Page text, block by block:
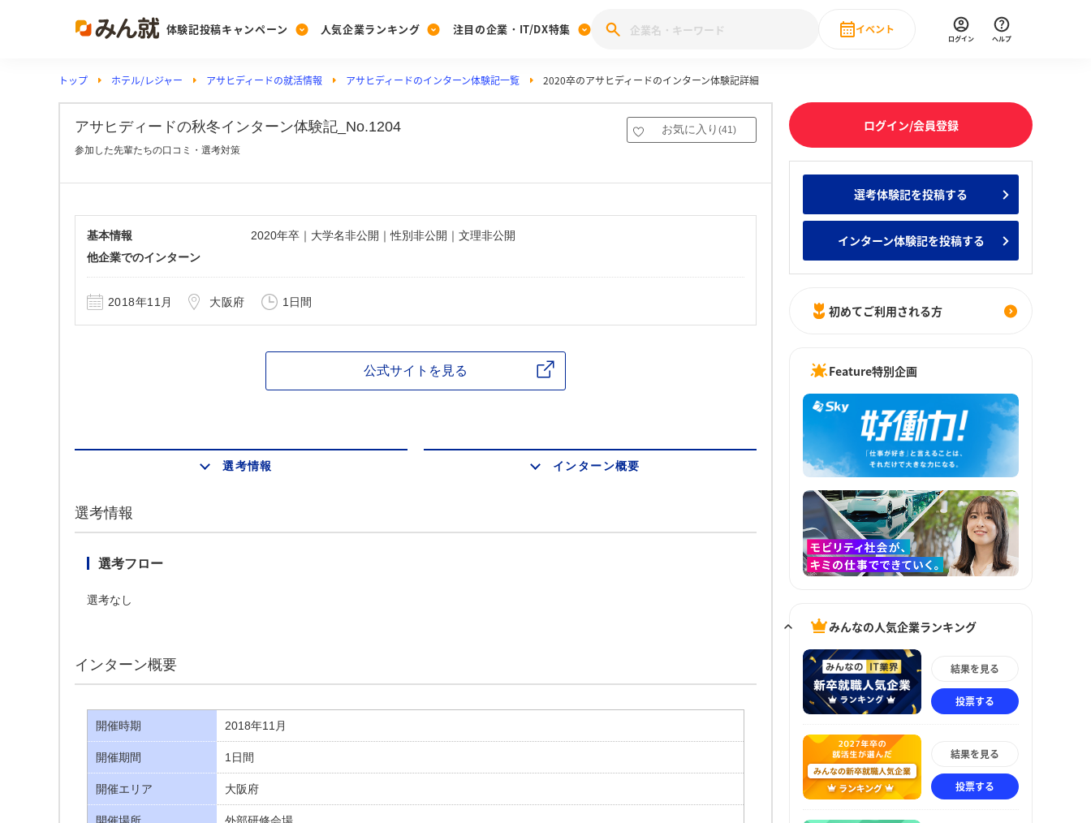
体験記投稿キャンペーン
Post
投稿する
[27卒] 本選考体験記投稿キャンペーン
人気企業ランキング
Ranking
ランキングを見る
Vote
投票する
みんなの新卒就職人気企業ランキング みんなのインターン人気企業ランキ
注目の企業・IT/DX特集
PickUp
注目の企業特集
28卒 IT・DX現場社員インタビュー
動画で知ろう！業界・企業研究
イベント
直近のイベント一覧
ログイン ヘルプ
トップ ホテル/レジャー アサヒディードの就活情報 アサヒディードのインターン体験記一覧 2020卒のアサヒディードのインターン体験記詳細
アサヒディードの秋冬インターン体験記_No.1204 お気に入り (41)
参加した先輩たちの口コミ・選考対策
基本情報
2020年卒｜大学名非公開｜性別非公開｜文理非公開
他企業でのインターン
2018年11月 大阪府 1日間
公式サイトを見る
選考情報 インターン概要
選考情報
選考フロー
選考なし
インターン概要
開催時期 2018年11月
開催期間 1日間
開催エリア 大阪府
ログイン/会員登録
選考体験記を投稿する
インターン体験記を投稿する
初めてご利用される方
Feature特別企画
みんなの人気企業ランキング
結果を見る
投票する
結果を見る
投票する